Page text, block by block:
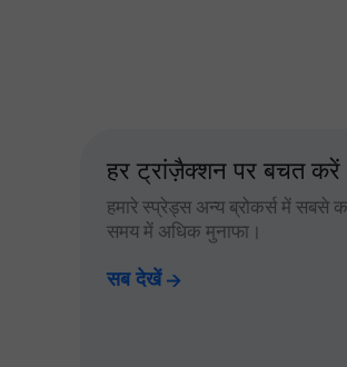
हर ट्रांज़ैक्शन पर बचत करें
हमारे स्प्रेड्स अन्य ब्रोकर्स में
समय में अधिक मुनाफा।
सब देखें